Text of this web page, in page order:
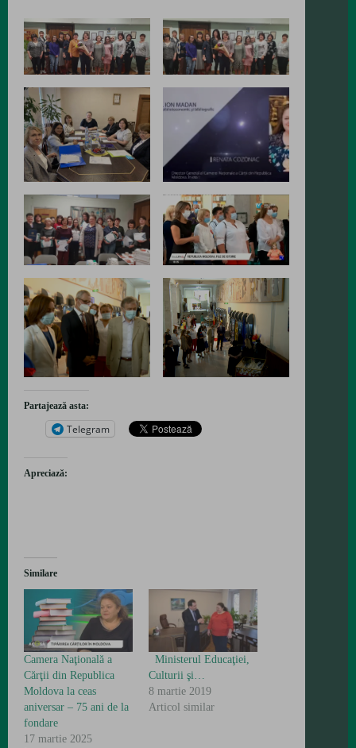
Partajează asta:
Telegram
Apreciază:
Similare
Camera Naţională a
Cărţii din Republica
Moldova la ceas
aniversar – 75 ani de la
fondare
17 martie 2025
Ministerul Educaţiei,
Culturii şi…
8 martie 2019
Articol similar